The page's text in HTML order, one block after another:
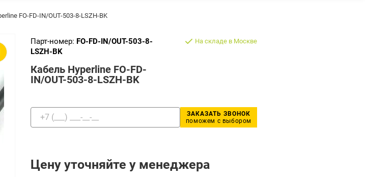
FO-FD-IN/OUT-503-8-LSZH-BK
Парт-номер: FO-FD-IN/OUT-503-8-
LSZH-BK
Кабель Hyperline FO-FD-
IN/OUT-503-8-LSZH-BK
На складе в Москве
ЗАКАЗАТЬ ЗВОНОК
поможем с выбором
Цену уточняйте у менеджера